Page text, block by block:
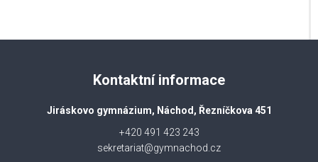
Kontaktní informace
Jiráskovo gymnázium, Náchod, Řezníčkova 451
+420 491 423 243
sekretariat@gymnachod.cz